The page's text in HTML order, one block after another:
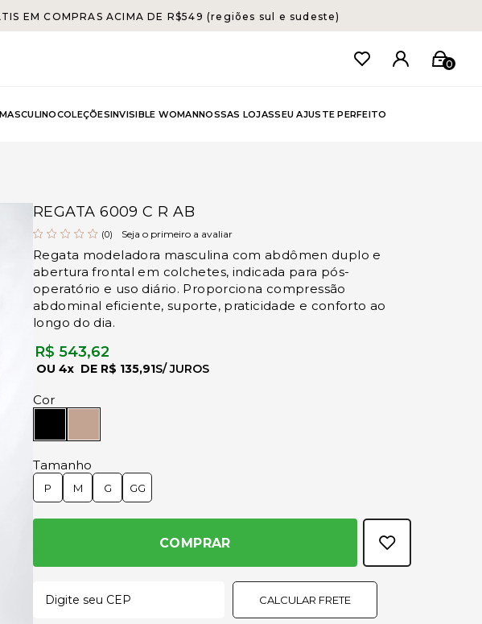
EM COMPRAS ACIMA DE R$549 (regiões sul e sudeste)
0
MASCULINOCOLEÇÕESINVISIBLE WOMANNOSSAS LOJASSEU AJUSTE PERFEITO
REGATA 6009 C R AB
(0) Seja o primeiro a avaliar
Regata modeladora masculina com abdômen duplo e
abertura frontal em colchetes, indicada para pós-
operatório e uso diário. Proporciona compressão
abdominal eficiente, suporte, praticidade e conforto ao
longo do dia.
R$ 543,62
4x R$ 135,91
Cor
Tamanho
P M G GG
COMPRAR
CALCULAR FRETE